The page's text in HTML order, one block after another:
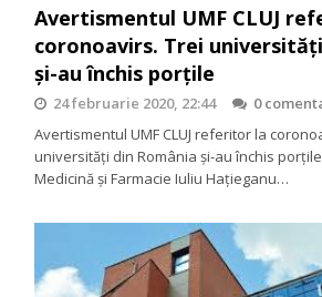
Avertismentul UMF CLUJ
coronoavirs. Trei
şi-au închis porţile
24 februarie 2020, 22:44
0
Avertismentul UMF CLUJ referitor la
universităţi din România şi-au închis
Medicină şi Farmacie Iuliu Haţieganu…